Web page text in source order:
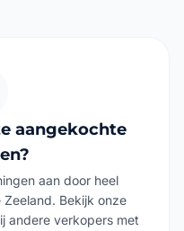
aangekochte
aan door heel
Bekijk onze
andere verkopers met